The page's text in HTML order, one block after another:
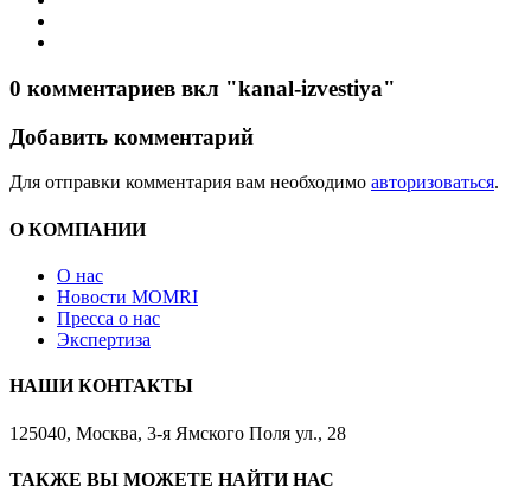
0 комментариев вкл "kanal-izvestiya"
Добавить комментарий
Для отправки комментария вам необходимо авторизоваться.
О КОМПАНИИ
О нас
Новости MOMRI
Пресса о нас
Экспертиза
НАШИ КОНТАКТЫ
125040, Москва, 3-я Ямского Поля ул., 28
ТАКЖЕ ВЫ МОЖЕТЕ НАЙТИ НАС